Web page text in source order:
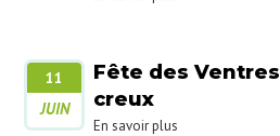
11
JUIN
Fête des Ventres
creux
En savoir plus